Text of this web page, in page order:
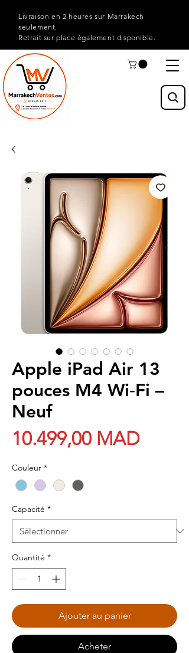
Livraison en 2 heures sur Marrakech
seulement.
Retrait sur place également disponible.
Apple iPad Air 13
pouces M4 Wi‑Fi –
Neuf
10.499,00 MADPrix
Couleur *
Capacité *
Quantité *
Ajouter au panier
Acheter